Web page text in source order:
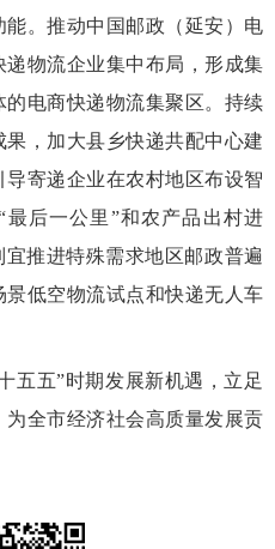
。推动中国邮政（延安）电
物流企业集中布局，形成集
电商快递物流集聚区。持续
，加大县乡快递共配中心建
寄递企业在农村地区布设智
后一公里”和农产品出村进
推进特殊需求地区邮政普遍
低空物流试点和快递无人车
五五”时期发展新机遇，立足
全市经济社会高质量发展贡